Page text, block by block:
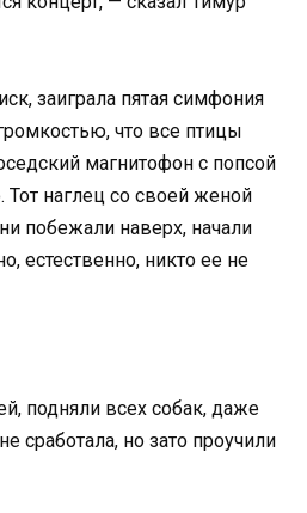
заиграла пятая симфония
что все птицы
магнитофон с попсой
наглец со своей женой
побежали наверх, начали
естественно, никто ее не
подняли всех собак, даже
сработала, но зато проучили